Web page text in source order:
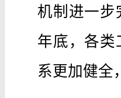
机制进一步
年底，各类
系更加健全